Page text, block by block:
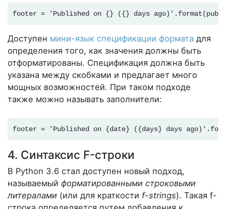
footer = 'Published on {} ({} days
Доступен мини-язык спецификации формата для
определения того, как значения должны быть
отформатированы. Спецификация должна быть
указана между скобками и предлагает много
мощных возможностей. При таком подходе
также можно называть заполнители:
footer = 'Published on {date} ({days} days
4. Синтаксис F-строки
В Python 3.6 стал доступен новый подход,
называемый форматированными строковыми
литералами (или для краткости f-strings). Такая f-